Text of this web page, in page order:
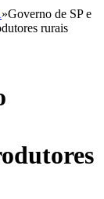
»Governo de SP e
rurais